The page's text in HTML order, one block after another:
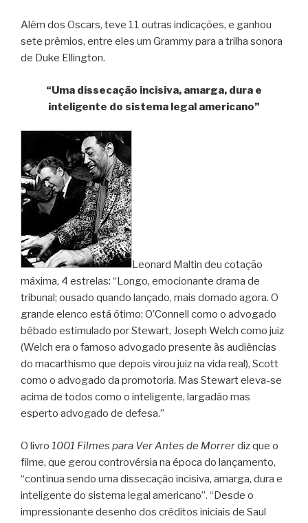
Além dos Oscars, teve 11 outras indicações, e ganhou
sete prêmios, entre eles um Grammy para a trilha sonora
de Duke Ellington.
“Uma dissecação incisiva, amarga, dura e
inteligente do sistema legal americano”
Leonard Maltin deu cotação
máxima, 4 estrelas: “Longo, emocionante drama de
tribunal; ousado quando lançado, mais domado agora. O
grande elenco está ótimo: O’Connell como o advogado
bêbado estimulado por Stewart, Joseph Welch como juiz
(Welch era o famoso advogado presente às audiências
do macarthismo que depois virou juiz na vida real), Scott
como o advogado da promotoria. Mas Stewart eleva-se
acima de todos como o inteligente, largadão mas
esperto advogado de defesa.”
O livro 1001 Filmes para Ver Antes de Morrerdiz que o
filme, que gerou controvérsia na época do lançamento,
“continua sendo uma dissecação incisiva, amarga, dura e
inteligente do sistema legal americano”. “Desde o
impressionante desenho dos créditos iniciais de Saul